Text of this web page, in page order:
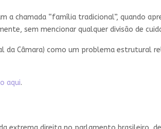
a chamada “família tradicional”, quando
sem mencionar qualquer divisão de
da Câmara) como um problema estrutural
aqui.